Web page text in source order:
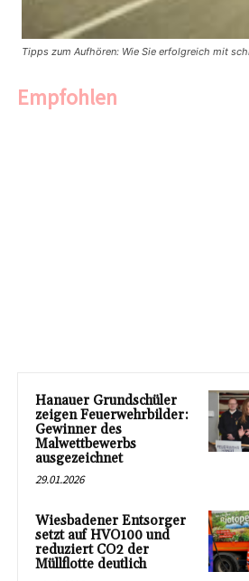
Tipps zum Aufhören: Wie Sie erfolgreich mit
Empfohlen
Hanauer Grundschüler
zeigen Feuerwehrbilder:
Gewinner des
Malwettbewerbs
ausgezeichnet
29.01.2026
Wiesbadener Entsorger
setzt auf HVO100 und
reduziert CO2 der
Müllflotte deutlich